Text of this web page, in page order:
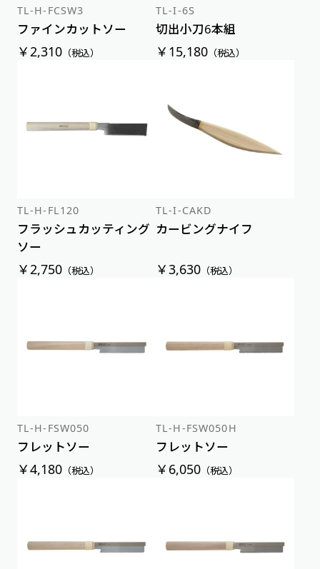
TL-H-FCSW3
ファインカットソー
￥2,310（税込）
TL-I-6S
切出小刀6本組
￥15,180 （税込）
TL-H-FL120
フラッシュカッティング
ソー
￥2,750（税込）
TL-I-CAKD
カービングナイフ
￥3,630 （税込）
TL-H-FSW050
フレットソー
￥4,180（税込）
TL-H-FSW050H
フレットソー
￥6,050 （税込）